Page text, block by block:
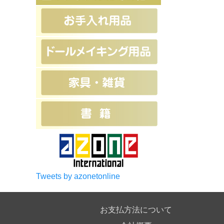
Tweets by azonetonline
お支払方法について